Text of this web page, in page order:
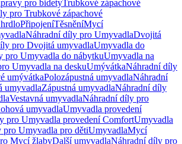
pro bidetyTrubkové zápachové
pro Trubkové zápachové
PřipojeníTěsněníMycí
Náhradní díly pro UmyvadlaDvojitá
pro Dvojitá umyvadlaUmyvadla do
pro Umyvadla do nábytkuUmyvadla na
Umyvadla na deskuUmývátkaNáhradní díly
umývátkaPolozápustná umyvadlaNáhradní
umyvadlaZápustná umyvadlaNáhradní díly
Vestavná umyvadlaNáhradní díly pro
umyvadlaUmyvadla provedení
pro Umyvadla provedení ComfortUmyvadla
Umyvadla pro dětiUmyvadlaMycí
Mycí žlabyDalší umyvadlaNáhradní díly pro